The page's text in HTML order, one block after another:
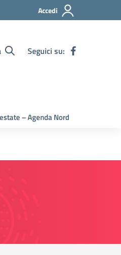
Accedi
Seguici su:
– Agenda Nord